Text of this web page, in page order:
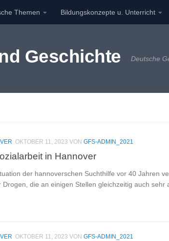
Themen Bildungskonzepte u. Unterricht
Geschichte Deutsche
OKTOBER 11, 2023 VON GFS-ADMIN_2021
in Hannover
der hannoverschen Suchthilfe vor 40 Jahren
Drogen, die an einigen Stellen gleichzeitig auch sehr
OKTOBER 11, 2023 VON GFS-ADMIN_2021